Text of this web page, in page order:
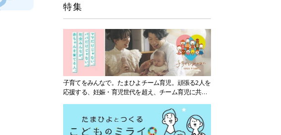
特集
子育てをみんなで。たまひよチーム育児。頑張る2人を
応援する、妊娠・育児世代を超え、チーム育児に共感